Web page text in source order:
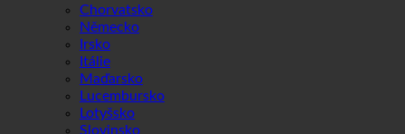
Slovinsko
Jižní Korea
Španělsko
Švýcarsko
Spojené arabské emiráty